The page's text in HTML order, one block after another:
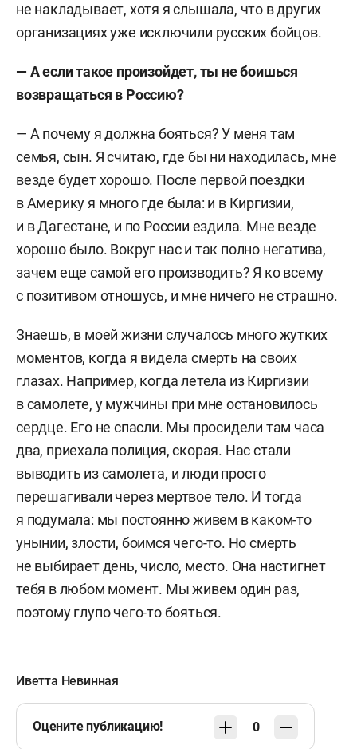
не накладывает, хотя я слышала, что в других
организациях уже исключили русских бойцов.
— А если такое произойдет, ты не боишься
возвращаться в Россию?
— А почему я должна бояться? У меня там
семья, сын. Я считаю, где бы ни находилась, мне
везде будет хорошо. После первой поездки
в Америку я много где была: и в Киргизии,
и в Дагестане, и по России ездила. Мне везде
хорошо было. Вокруг нас и так полно негатива,
зачем еще самой его производить? Я ко всему
с позитивом отношусь, и мне ничего не страшно.
Знаешь, в моей жизни случалось много жутких
моментов, когда я видела смерть на своих
глазах. Например, когда летела из Киргизии
в самолете, у мужчины при мне остановилось
сердце. Его не спасли. Мы просидели там часа
два, приехала полиция, скорая. Нас стали
выводить из самолета, и люди просто
перешагивали через мертвое тело. И тогда
я подумала: мы постоянно живем в каком-то
унынии, злости, боимся чего-то. Но смерть
не выбирает день, число, место. Она настигнет
тебя в любом момент. Мы живем один раз,
поэтому глупо чего-то бояться.
Иветта Невинная
Оцените публикацию! 0